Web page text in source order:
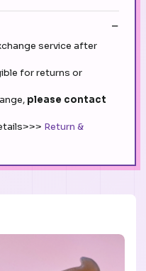
service after
for returns or
please contact
Return &